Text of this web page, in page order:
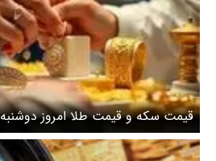
طلای 18 عیار امروز چند؟+ جدول